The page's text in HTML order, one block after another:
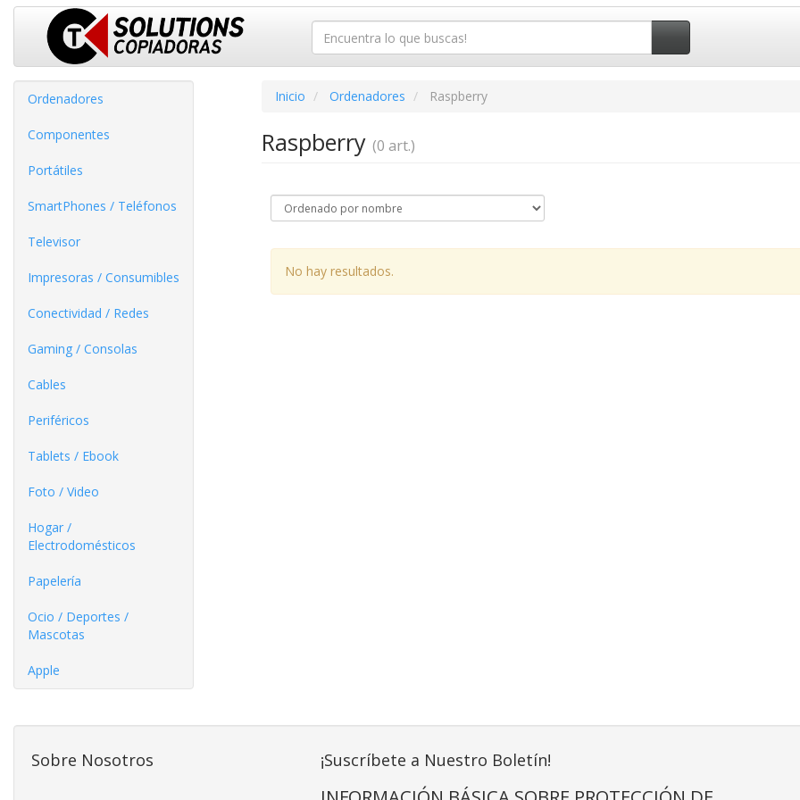
Ordenadores
Componentes
Portátiles
SmartPhones / Teléfonos
Televisor
Impresoras / Consumibles
Conectividad / Redes
Gaming / Consolas
Cables
Periféricos
Tablets / Ebook
Foto / Video
Hogar /
Electrodomésticos
Papelería
Ocio / Deportes /
Mascotas
Apple
Inicio Ordenadores Raspberry
Raspberry (0 art.)
No hay resultados.
Sobre Nosotros ¡Suscríbete a Nuestro Boletín!